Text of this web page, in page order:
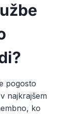
pogosto
najkrajšem
ko